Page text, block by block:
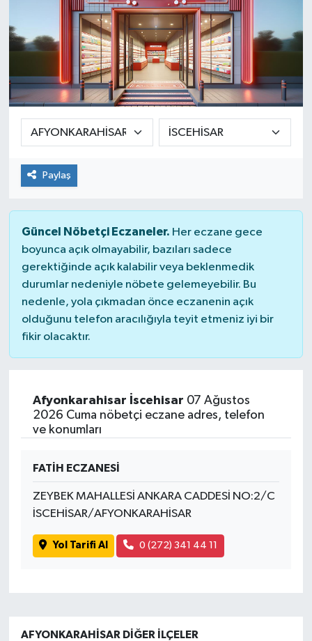
Paylaş
Güncel Nöbetçi Eczaneler. Her eczane gece
boyunca açık olmayabilir, bazıları sadece
gerektiğinde açık kalabilir veya beklenmedik
durumlar nedeniyle nöbete gelemeyebilir. Bu
nedenle, yola çıkmadan önce eczanenin açık
olduğunu telefon aracılığıyla teyit etmeniz iyi bir
fikir olacaktır.
Afyonkarahisar İscehisar 07 Ağustos
2026 Cuma nöbetçi eczane adres, telefon
ve konumları
FATİH ECZANESİ
ZEYBEK MAHALLESİ ANKARA CADDESİ NO:2/C
İSCEHİSAR/AFYONKARAHİSAR
Yol Tarifi Al 0 (272) 341 44 11
AFYONKARAHISAR DIĞER İLÇELER